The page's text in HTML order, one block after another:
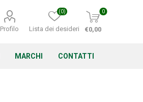
Profilo Lista dei desideri
(0) 0
€0,00
MARCHI CONTATTI